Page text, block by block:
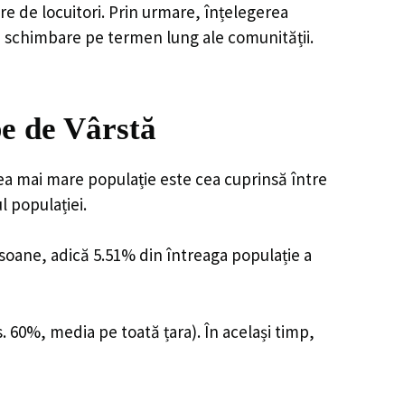
de locuitori. Prin urmare, înțelegerea
pe termen lung ale comunității.
de Vârstă
mai mare populație este cea cuprinsă între
populației.
adică 5.51% din întreaga populație a
media pe toată țara). În același timp,